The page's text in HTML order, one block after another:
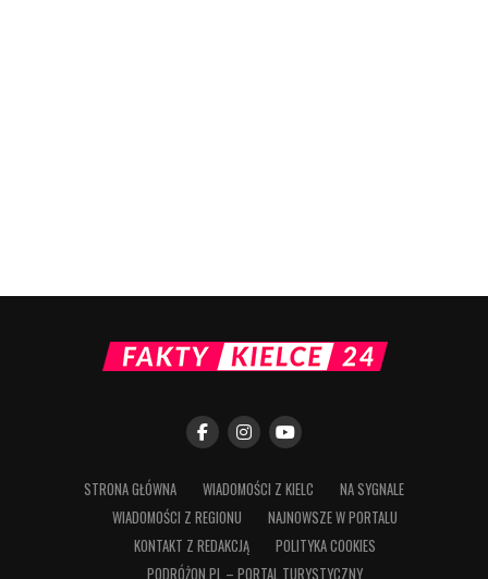
STRONA GŁÓWNA WIADOMOŚCI Z KIELC
NA SYGNALE
WIADOMOŚCI Z REGIONU
NAJNOWSZE W PORTALU
KONTAKT Z REDAKCJĄ
POLITYKA COOKIES
PODRÓŻON.PL – PORTAL TURYSTYCZNY